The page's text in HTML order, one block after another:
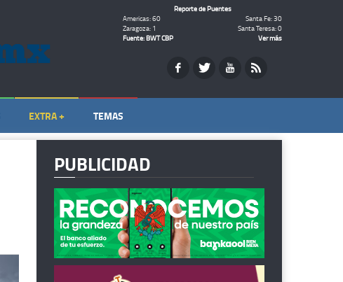
Reporte de Puentes
Americas: 60
Santa Fe: 30
Zaragoza: 1
Santa Teresa: 0
Fuente: BWT CBP
Ver más
EXTRA + TEMAS
PUBLICIDAD